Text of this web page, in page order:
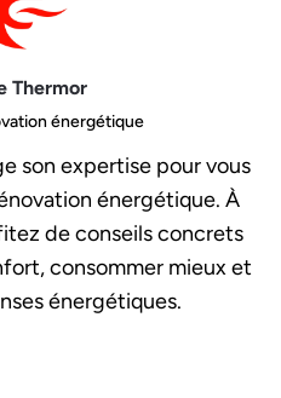
Thermor
énergétique
son expertise pour vous
énergétique. À
de conseils concrets
consommer mieux et
énergétiques.